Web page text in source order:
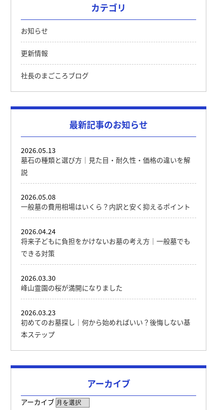
カテゴリ
お知らせ
更新情報
社長のまごころブログ
最新記事のお知らせ
墓石の種類と選び方｜見た目・耐久性・価格の違いを解
説
2026.05.13
一般墓の費用相場はいくら？内訳と安く抑えるポイント
2026.05.08
将来子どもに負担をかけないお墓の考え方｜一般墓でも
できる対策
2026.04.24
峰山霊園の桜が満開になりました
2026.03.30
初めてのお墓探し｜何から始めればいい？後悔しない基
本ステップ
2026.03.23
アーカイブ
アーカイブ